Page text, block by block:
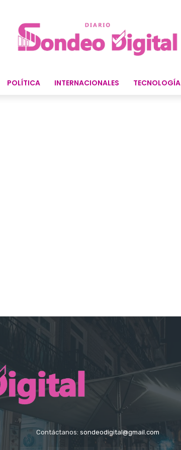
POLÍTICA INTERNACIONALES TECNOLOGÍA
Contáctanos: sondeodigital@gmail.com